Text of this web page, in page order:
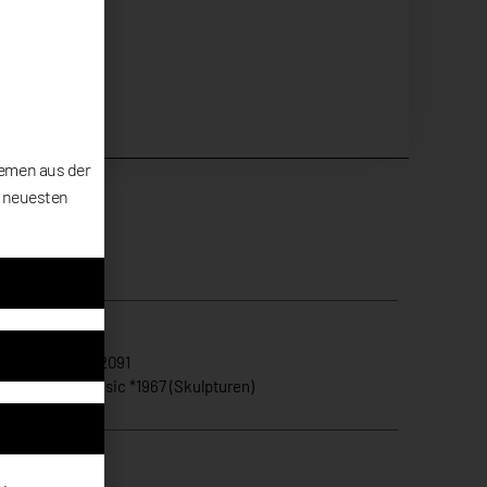
ZR2091
Zeljko Rusic *1967 (Skulpturen)
aus der